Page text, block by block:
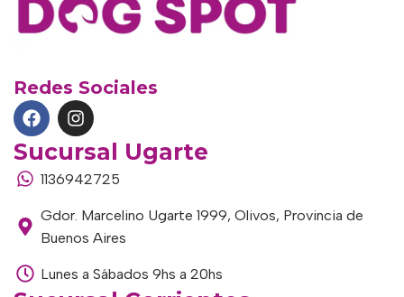
Redes Sociales
Sucursal Ugarte
1136942725
Gdor. Marcelino Ugarte 1999, Olivos, Provincia de
Buenos Aires
Lunes a Sábados 9hs a 20hs